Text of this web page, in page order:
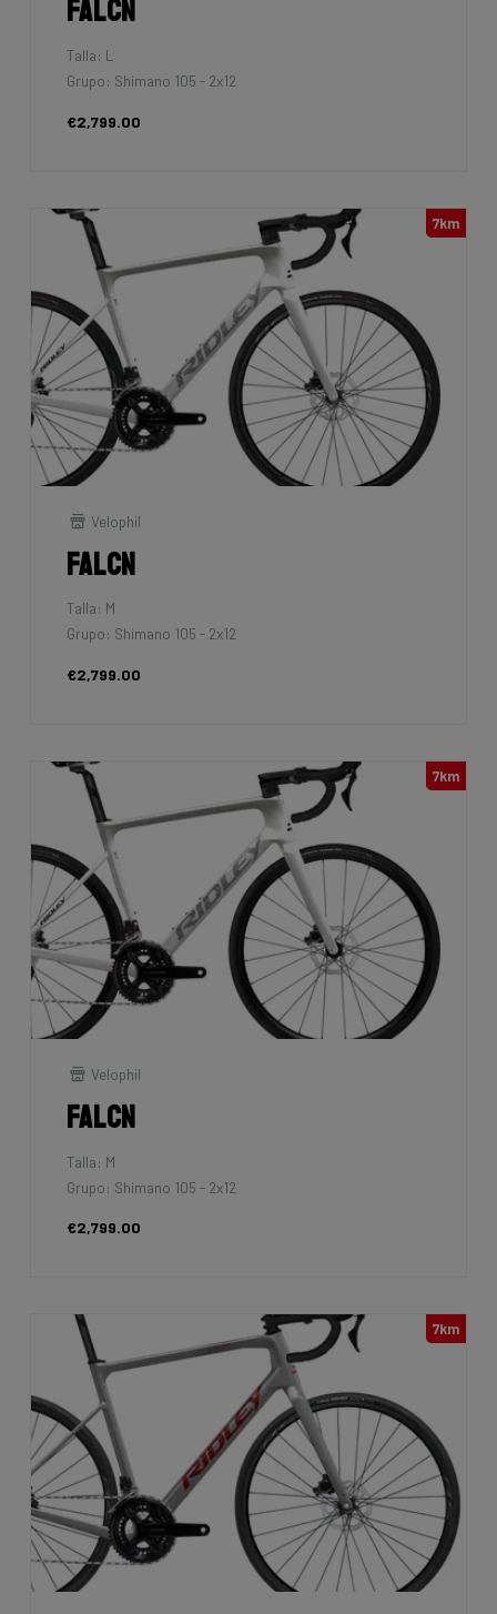
Falcn
Talla: L
Grupo: Shimano 105 - 2x12
€2,799.00
7km
Velophil
Falcn
Talla: M
Grupo: Shimano 105 - 2x12
€2,799.00
7km
Velophil
Falcn
Talla: M
Grupo: Shimano 105 - 2x12
€2,799.00
7km